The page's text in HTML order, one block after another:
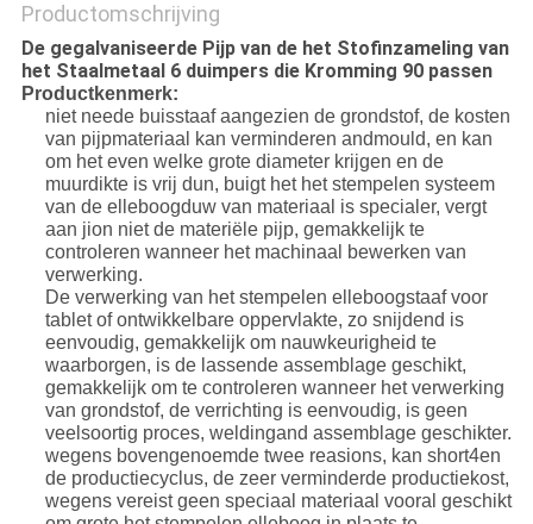
Productomschrijving
De gegalvaniseerde Pijp van de het Stofinzameling van
het Staalmetaal 6 duimpers die Kromming 90 passen
Productkenmerk:
niet neede buisstaaf aangezien de grondstof, de kosten
van pijpmateriaal kan verminderen andmould, en kan
om het even welke grote diameter krijgen en de
muurdikte is vrij dun, buigt het het stempelen systeem
van de elleboogduw van materiaal is specialer, vergt
aan jion niet de materiële pijp, gemakkelijk te
controleren wanneer het machinaal bewerken van
verwerking.
De verwerking van het stempelen elleboogstaaf voor
tablet of ontwikkelbare oppervlakte, zo snijdend is
eenvoudig, gemakkelijk om nauwkeurigheid te
waarborgen, is de lassende assemblage geschikt,
gemakkelijk om te controleren wanneer het verwerking
van grondstof, de verrichting is eenvoudig, is geen
veelsoortig proces, weldingand assemblage geschikter.
wegens bovengenoemde twee reasions, kan short4en
de productiecyclus, de zeer verminderde productiekost,
wegens vereist geen speciaal materiaal vooral geschikt